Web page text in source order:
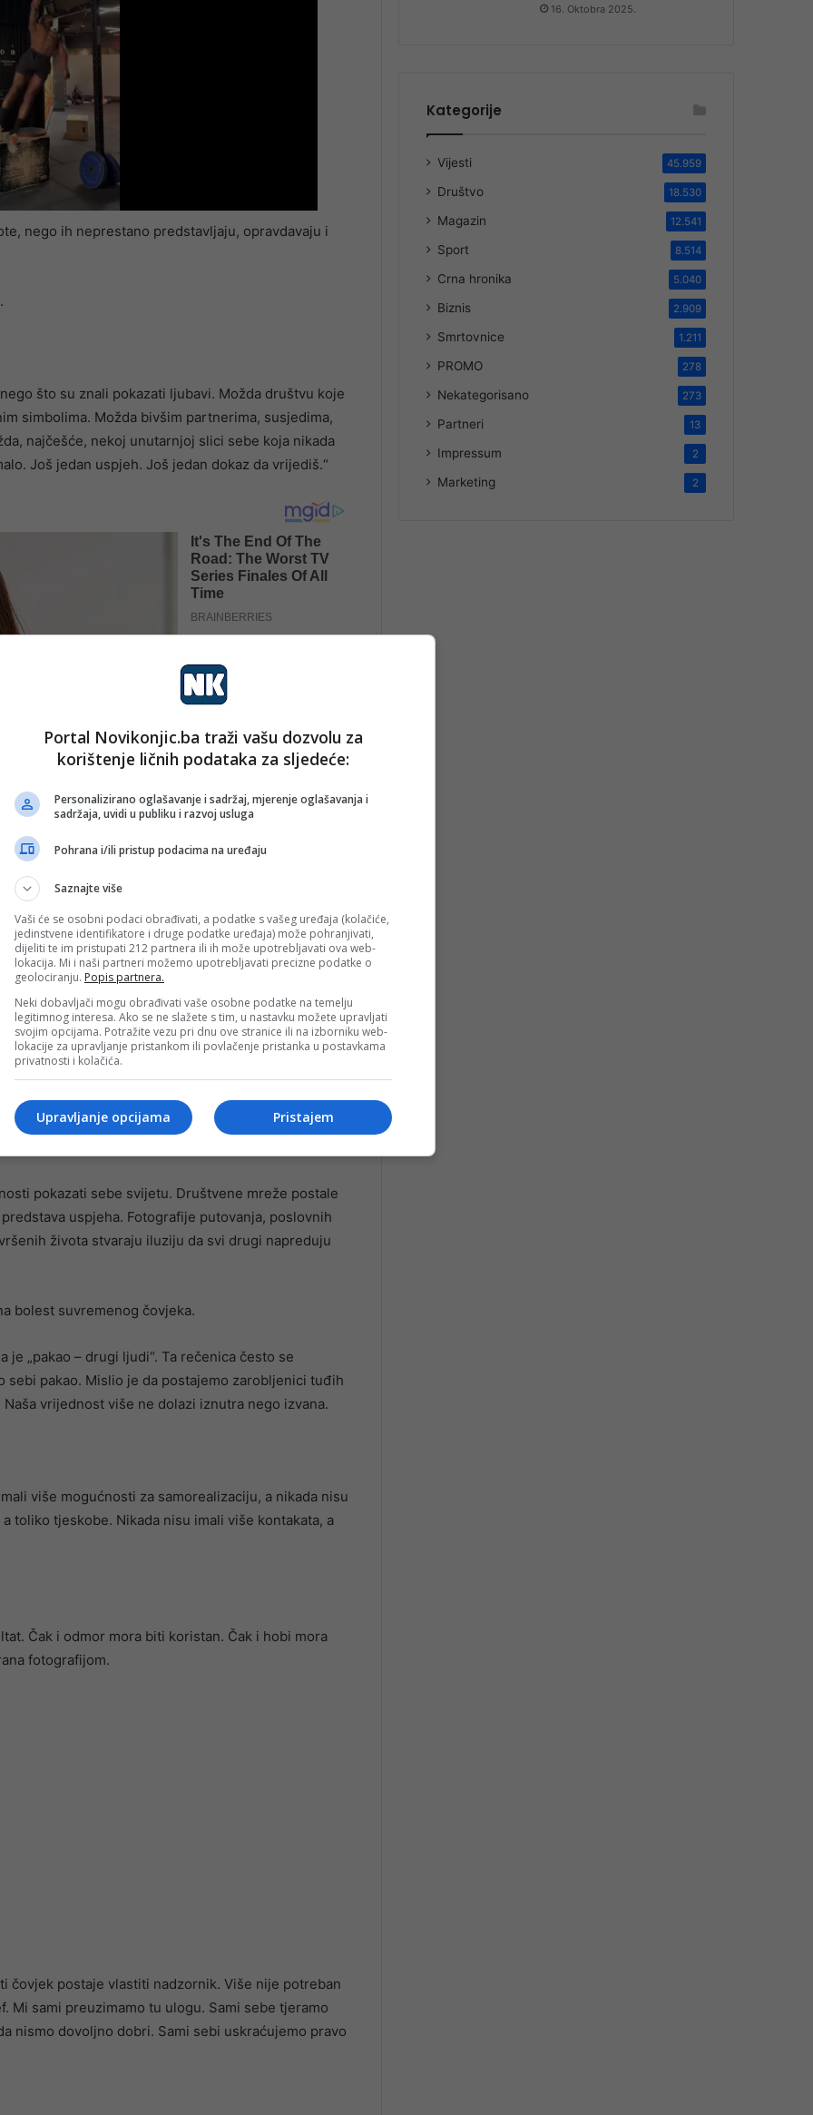
nego ih neprestano predstavljaju, opravdavaju i
što su znali pokazati ljubavi. Možda društvu koje
simbolima. Možda bivšim partnerima, susjedima,
najčešće, nekoj unutarnjoj slici sebe koja nikada
Još jedan uspjeh. Još jedan dokaz da vrijediš.“
kofere koji nisu naši. Penjemo se uzbrdo po
kao i u stvarnosti, često nosimo terete koji nam
opravdati tuđa očekivanja i zadovoljiti kriterije koje
Njemački filozof Georg Wilhelm Friedrich
priznavanje od strane drugih ljudi. Želimo biti
da postojimo i da vrijedimo.
u beskrajnu utrku.
pokazati sebe svijetu. Društvene mreže postale
uspjeha. Fotografije putovanja, poslovnih
života stvaraju iluziju da svi drugi napreduju
bolest suvremenog čovjeka.
„pakao – drugi ljudi“. Ta rečenica često se
pakao. Mislio je da postajemo zarobljenici tuđih
vrijednost više ne dolazi iznutra nego izvana.
više mogućnosti za samorealizaciju, a nikada nisu
toliko tjeskobe. Nikada nisu imali više kontakata, a
Čak i odmor mora biti koristan. Čak i hobi mora
fotografijom.
postaje vlastiti nadzornik. Više nije potreban
sami preuzimamo tu ulogu. Sami sebe tjeramo
nismo dovoljno dobri. Sami sebi uskraćujemo pravo
16. Oktobra 2025.
Kategorije
Vijesti 45.959
Društvo 18.530
Magazin 12.541
Sport 8.514
Crna hronika 5.040
Biznis 2.909
Smrtovnice 1.211
PROMO 278
Nekategorisano 273
Partneri 13
Impressum 2
Marketing 2
Portal Novikonjic.ba traži vašu dozvolu za
korištenje ličnih podataka za sljedeće:
Personalizirano oglašavanje i sadržaj, mjerenje oglašavanja i
sadržaja, uvidi u publiku i razvoj usluga
Pohrana i/ili pristup podacima na uređaju
Saznajte više
Vaši će se osobni podaci obrađivati, a podatke s vašeg uređaja (kolačiće,
jedinstvene identifikatore i druge podatke uređaja) može pohranjivati,
dijeliti te im pristupati 212 partnera ili ih može upotrebljavati ova web-
lokacija. Mi i naši partneri možemo upotrebljavati precizne podatke o
geolociranju. Popis partnera.
Neki dobavljači mogu obrađivati vaše osobne podatke na temelju
legitimnog interesa. Ako se ne slažete s tim, u nastavku možete upravljati
svojim opcijama. Potražite vezu pri dnu ove stranice ili na izborniku web-
lokacije za upravljanje pristankom ili povlačenje pristanka u postavkama
privatnosti i kolačića.
Pristajem
Upravljanje opcijama